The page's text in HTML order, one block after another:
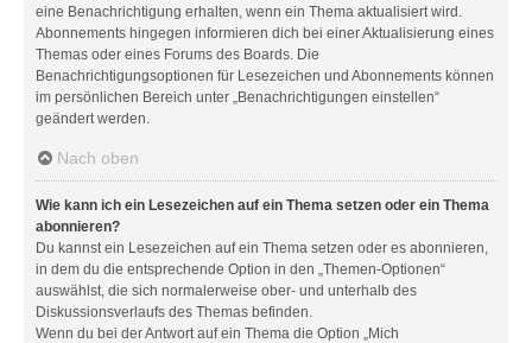
eine Benachrichtigung erhalten, wenn ein Thema aktualisiert wird.
Abonnements hingegen informieren dich bei einer Aktualisierung eines
Themas oder eines Forums des Boards. Die
Benachrichtigungsoptionen für Lesezeichen und Abonnements können
im persönlichen Bereich unter „Benachrichtigungen einstellen“
geändert werden.
Nach oben
Wie kann ich ein Lesezeichen auf ein Thema setzen oder ein Thema
abonnieren?
Du kannst ein Lesezeichen auf ein Thema setzen oder es abonnieren,
in dem du die entsprechende Option in den „Themen-Optionen“
auswählst, die sich normalerweise ober- und unterhalb des
Diskussionsverlaufs des Themas befinden.
Wenn du bei der Antwort auf ein Thema die Option „Mich